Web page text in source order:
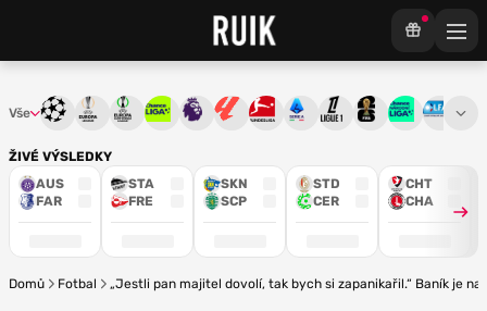
ŽIVÉ VÝSLEDKY
AUS
FAR
STA
FRE
SKN
SCP
STD
CER
CHT
CHA
Vše Liga mistrůEvropská liga
Konferenční liga
Chance ligaPremier League
La LigaBundesliga
Serie ALigue 1Mistrovství světa
Chance3. ČFL
Domů Fotbal „Jestli pan majitel dovolí, tak bych si zapanikařil.“ Baník je